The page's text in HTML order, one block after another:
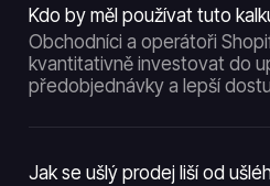
Kdo by měl používat tuto
Obchodníci a operátoři
kvantitativně investovat do
předobjednávky a lepší
Jak se ušlý prodej liší od